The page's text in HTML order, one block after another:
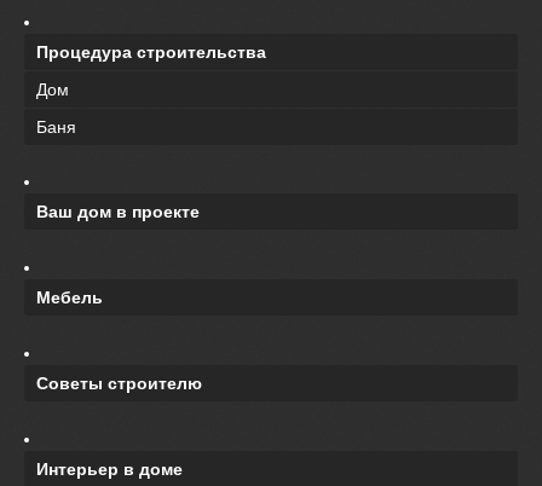
Процедура строительства
Дом
Баня
Ваш дом в проекте
Мебель
Советы строителю
Интерьер в доме